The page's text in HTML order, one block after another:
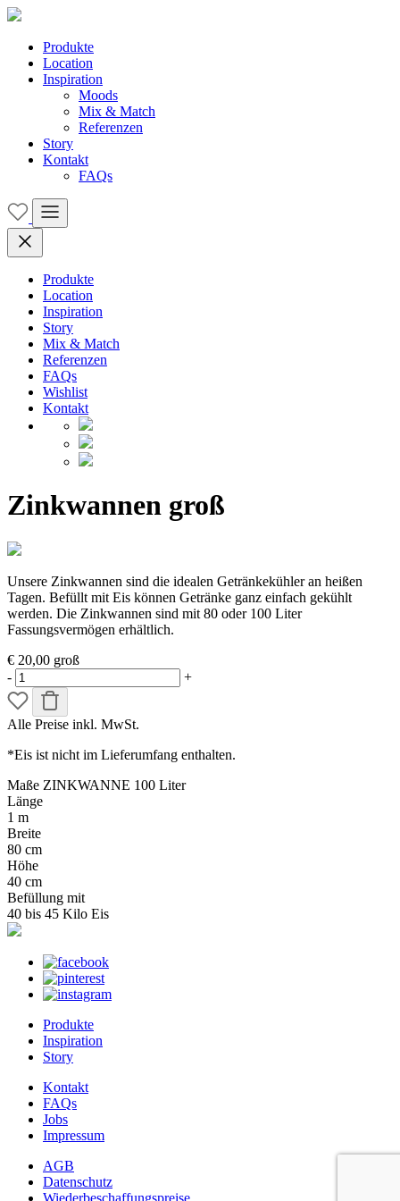
Produkte
Location
Inspiration
Moods
Mix & Match
Referenzen
Story
Kontakt
FAQs
Produkte
Location
Inspiration
Story
Mix & Match
Referenzen
FAQs
Wishlist
Kontakt
Zinkwannen groß
Unsere Zinkwannen sind die idealen Getränkekühler an heißen
Tagen. Befüllt mit Eis können Getränke ganz einfach gekühlt
werden. Die Zinkwannen sind mit 80 oder 100 Liter
Fassungsvermögen erhältlich.
€ 20,00 groß
-
+
Alle Preise inkl. MwSt.
*Eis ist nicht im Lieferumfang enthalten.
Maße ZINKWANNE 100 Liter
Länge
1 m
Breite
80 cm
Höhe
40 cm
Befüllung mit
40 bis 45 Kilo Eis
Produkte
Inspiration
Story
Kontakt
FAQs
Jobs
Impressum
AGB
Datenschutz
Wiederbeschaffungspreise